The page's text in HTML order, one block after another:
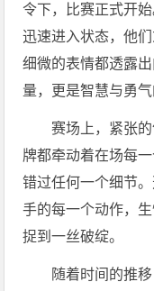
令下，比赛正式开
迅速进入状态，他
细微的表情都透露
量，更是智慧与勇气
赛场上，紧张
牌都牵动着在场每
错过任何一个细节
手的每一个动作，
捉到一丝破绽。
随着时间的推